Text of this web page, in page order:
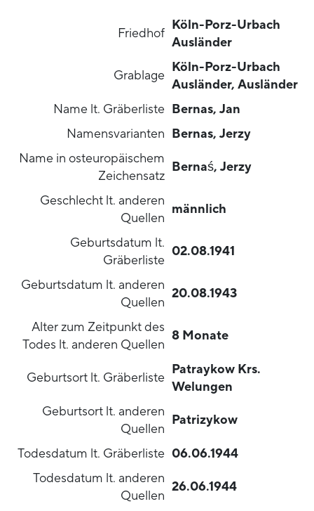
Friedhof
Köln-Porz-Urbach
Ausländer
Grablage
Köln-Porz-Urbach
Ausländer, Ausländer
Name lt. Gräberliste Bernas, Jan
Namensvarianten Bernas, Jerzy
Name in osteuropäischem
Zeichensatz
Bernaś, Jerzy
Geschlecht lt. anderen
Quellen
männlich
Geburtsdatum lt.
Gräberliste
02.08.1941
Geburtsdatum lt. anderen
Quellen
20.08.1943
Alter zum Zeitpunkt des
Todes lt. anderen Quellen
8 Monate
Geburtsort lt. Gräberliste
Patraykow Krs.
Welungen
Geburtsort lt. anderen
Quellen
Patrizykow
Todesdatum lt. Gräberliste 06.06.1944
Todesdatum lt. anderen
Quellen
26.06.1944